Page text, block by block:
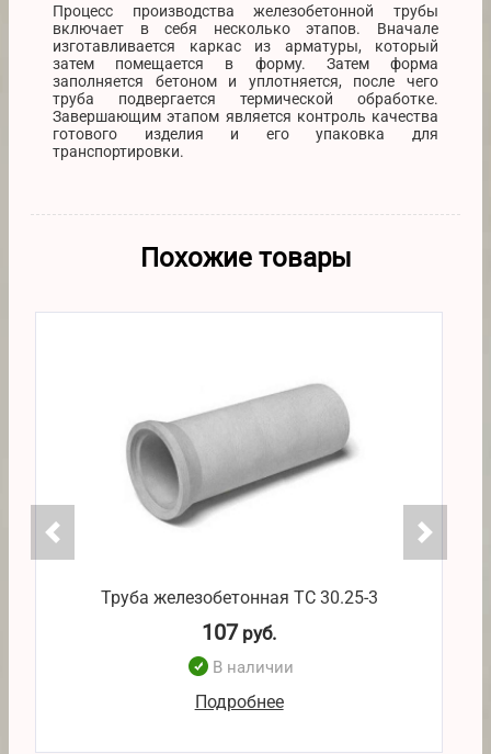
Процесс производства железобетонной трубы
включает в себя несколько этапов. Вначале
изготавливается каркас из арматуры, который
затем помещается в форму. Затем форма
заполняется бетоном и уплотняется, после чего
труба подвергается термической обработке.
Завершающим этапом является контроль качества
готового изделия и его упаковка для
транспортировки.
Похожие товары
Труба железобетонная ТС 30.25-3
107руб.
В наличии
Подробнее